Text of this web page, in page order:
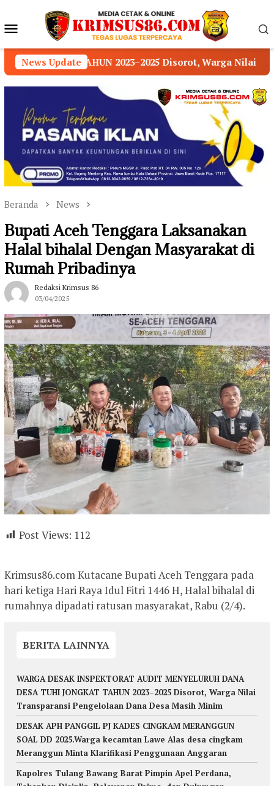
konten Menu
Mobile
News Update
2023–2025 Disorot, Warga Nilai Transparansi
Beranda News
Bupati Aceh Tenggara Laksanakan
Halal bihalal Dengan Masyarakat di
Rumah Pribadinya
Redaksi Krimsus 86
03/04/2025
Post Views: 112
Krimsus86.com Kutacane Bupati Aceh Tenggara pada
hari ketiga Hari Raya Idul Fitri 1446 H, Halal bihalal di
rumahnya dipadati ratusan masyarakat, Rabu (2/4).
BERITA LAINNYA
WARGA DESAK INSPEKTORAT AUDIT MENYELURUH DANA
DESA TUHI JONGKAT TAHUN 2023–2025 Disorot, Warga Nilai
Transparansi Pengelolaan Dana Desa Masih Minim
DESAK APH PANGGIL PJ KADES CINGKAM MERANGGUN
SOAL DD 2025.Warga kecamtan Lawe Alas desa cingkam
Meranggun Minta Klarifikasi Penggunaan Anggaran
Kapolres Tulang Bawang Barat Pimpin Apel Perdana,